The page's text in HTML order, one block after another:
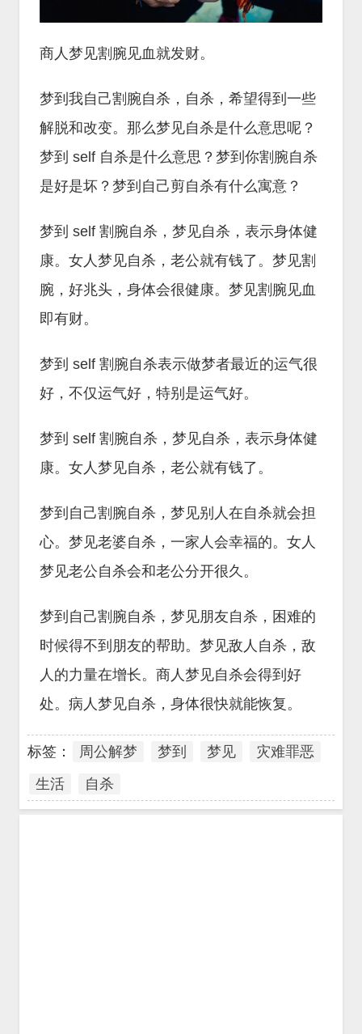
商人梦见割腕见血就发财。
梦到我自己割腕自杀，自杀，希望得到一些
解脱和改变。那么梦见自杀是什么意思呢？
梦到 self 自杀是什么意思？梦到你割腕自杀
是好是坏？梦到自己剪自杀有什么寓意？
梦到 self 割腕自杀，梦见自杀，表示身体健
康。女人梦见自杀，老公就有钱了。梦见割
腕，好兆头，身体会很健康。梦见割腕见血
即有财。
梦到 self 割腕自杀表示做梦者最近的运气很
好，不仅运气好，特别是运气好。
梦到 self 割腕自杀，梦见自杀，表示身体健
康。女人梦见自杀，老公就有钱了。
梦到自己割腕自杀，梦见别人在自杀就会担
心。梦见老婆自杀，一家人会幸福的。女人
梦见老公自杀会和老公分开很久。
梦到自己割腕自杀，梦见朋友自杀，困难的
时候得不到朋友的帮助。梦见敌人自杀，敌
人的力量在增长。商人梦见自杀会得到好
处。病人梦见自杀，身体很快就能恢复。
标签： 周公解梦 梦到 梦见
灾难罪恶
生活
自杀